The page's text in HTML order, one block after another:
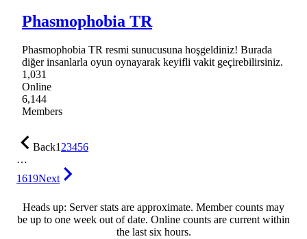
Phasmophobia TR
Phasmophobia TR resmi sunucusuna hoşgeldiniz! Burada
diğer insanlarla oyun oynayarak keyifli vakit geçirebilirsiniz.
1,031
Online
6,144
Members
Back123456
…
1619Next
Heads up: Server stats are approximate. Member counts may
be up to one week out of date. Online counts are current within
the last six hours.